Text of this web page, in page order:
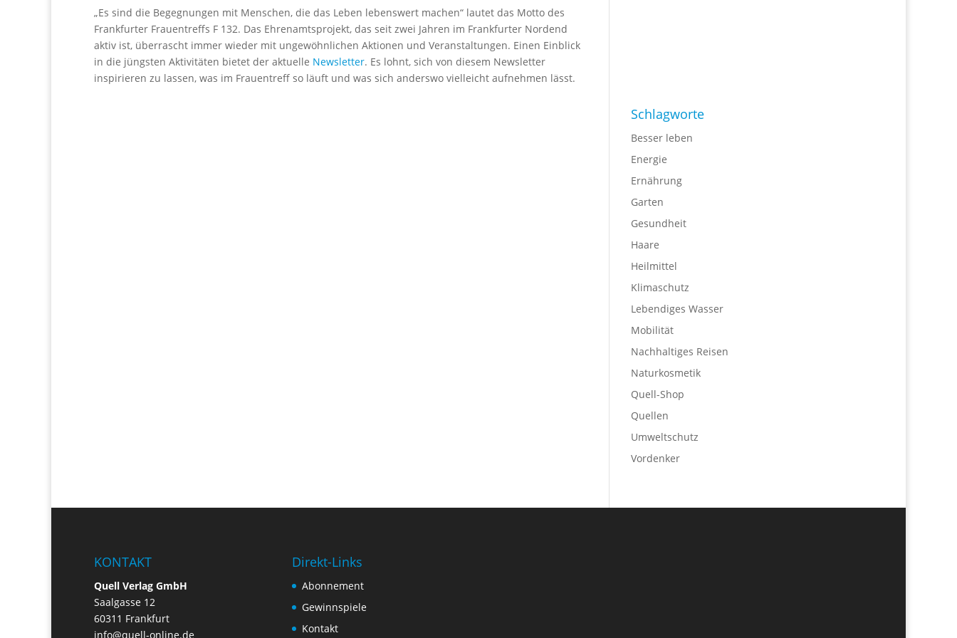
„Es sind die Begegnungen mit Menschen, die das Leben lebenswert machen“ lautet das Motto des
Frankfurter Frauentreffs F 132. Das Ehrenamtsprojekt, das seit zwei Jahren im Frankfurter Nordend
aktiv ist, überrascht immer wieder mit ungewöhnlichen Aktionen und Veranstaltungen. Einen Einblick
in die jüngsten Aktivitäten bietet der aktuelle Newsletter. Es lohnt, sich von diesem Newsletter
inspirieren zu lassen, was im Frauentreff so läuft und was sich anderswo vielleicht aufnehmen lässt.
Schlagworte
Besser leben
Energie
Ernährung
Garten
Gesundheit
Haare
Heilmittel
Klimaschutz
Lebendiges Wasser
Mobilität
Nachhaltiges Reisen
Naturkosmetik
Quell-Shop
Quellen
Umweltschutz
Vordenker
KONTAKT
Quell Verlag GmbH
Saalgasse 12
60311 Frankfurt
info@quell-online.de
Direkt-Links
Abonnement
Gewinnspiele
Kontakt